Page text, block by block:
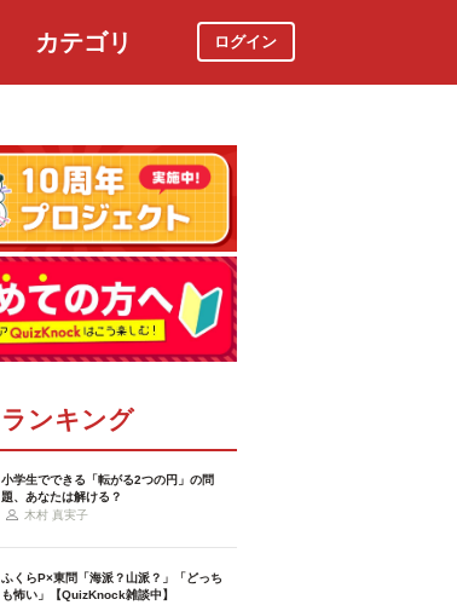
カテゴリ ログイン
ランキング
小学生でできる「転がる2つの円」の問
題、あなたは解ける？
木村 真実子
ふくらP×東問「海派？山派？」「どっち
も怖い」【QuizKnock雑談中】